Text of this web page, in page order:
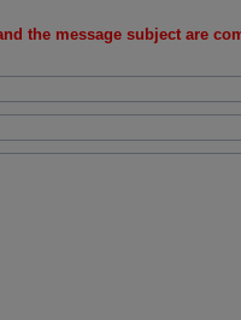
the message subject are